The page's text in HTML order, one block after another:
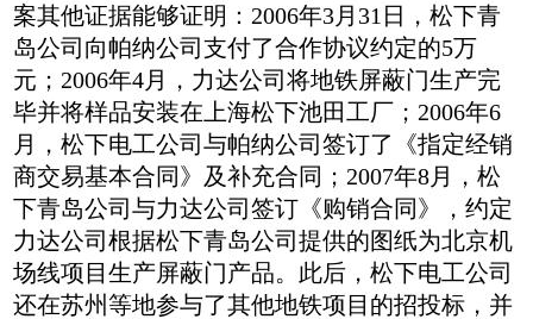
案其他证据能够证明：2006年3月31日，松下青
岛公司向帕纳公司支付了合作协议约定的5万
元；2006年4月，力达公司将地铁屏蔽门生产完
毕并将样品安装在上海松下池田工厂；2006年6
月，松下电工公司与帕纳公司签订了《指定经销
商交易基本合同》及补充合同；2007年8月，松
下青岛公司与力达公司签订《购销合同》，约定
力达公司根据松下青岛公司提供的图纸为北京机
场线项目生产屏蔽门产品。此后，松下电工公司
还在苏州等地参与了其他地铁项目的招投标，并